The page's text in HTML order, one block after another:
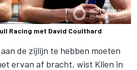
Racing met David Coulthard
de zijlijn te hebben moeten
ervan af bracht, wist Klien in